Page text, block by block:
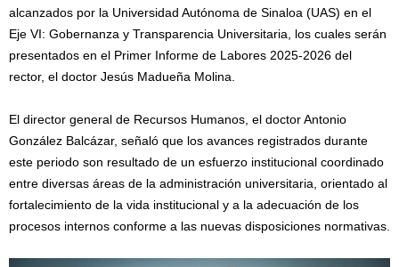
alcanzados por la Universidad Autónoma de Sinaloa (UAS) en el
Eje VI: Gobernanza y Transparencia Universitaria, los cuales serán
presentados en el Primer Informe de Labores 2025-2026 del
rector, el doctor Jesús Madueña Molina.
El director general de Recursos Humanos, el doctor Antonio
González Balcázar, señaló que los avances registrados durante
este periodo son resultado de un esfuerzo institucional coordinado
entre diversas áreas de la administración universitaria, orientado al
fortalecimiento de la vida institucional y a la adecuación de los
procesos internos conforme a las nuevas disposiciones normativas.